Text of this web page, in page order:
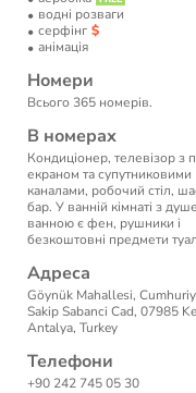
водні розваги
серфінг
анімація
Номери
Всього 365 номерів.
В номерах
Кондиціонер, телевізор з
екраном та супутниковими
каналами, робочий стіл,
бар. У ванній кімнаті з
ванною є фен, рушники і
безкоштовні предмети
Адреса
Göynük Mahallesi,
Sakip Sabanci Cad, 07985
Antalya, Turkey
Телефони
+90 242 745 05 30